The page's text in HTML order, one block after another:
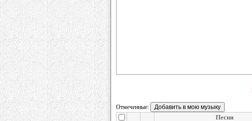
Отмеченные:
Песня